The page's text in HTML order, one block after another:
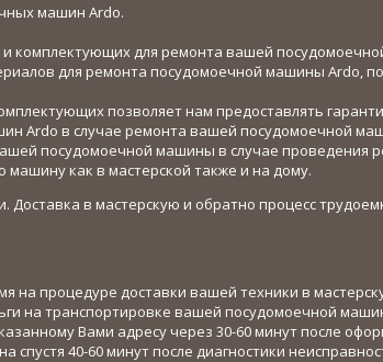
машин Ardo.
комплектующих для ремонта вашей
для ремонта посудомоечной машины Ardo,
позволяет нам предоставлять
Ardo в случае ремонта вашей посудомоечной
посудомоечной машины в случае
как в мастерской также и на дому.
в мастерскую и обратно процесс
процедуре доставки вашей техники в
на транспортировке вашей посудомоечной
Вами адресу через 30-60 минут после
40-60 минут после диагностики